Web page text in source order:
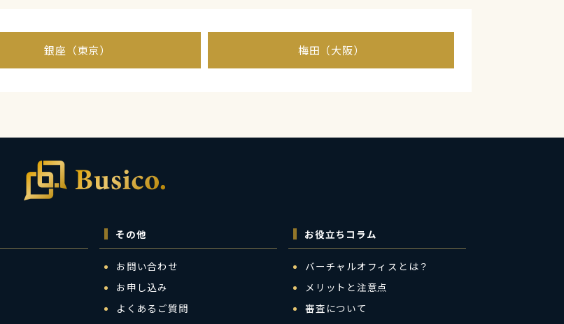
銀座（東京） 梅田（大阪）
その他
お問い合わせ
お申し込み
よくあるご質問
お役立ちコラム
バーチャルオフィスとは？
メリットと注意点
審査について